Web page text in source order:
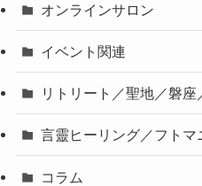
オンラインサロン
イベント関連
リトリート／聖地／磐座
言靈ヒーリング／フトマ
コラム